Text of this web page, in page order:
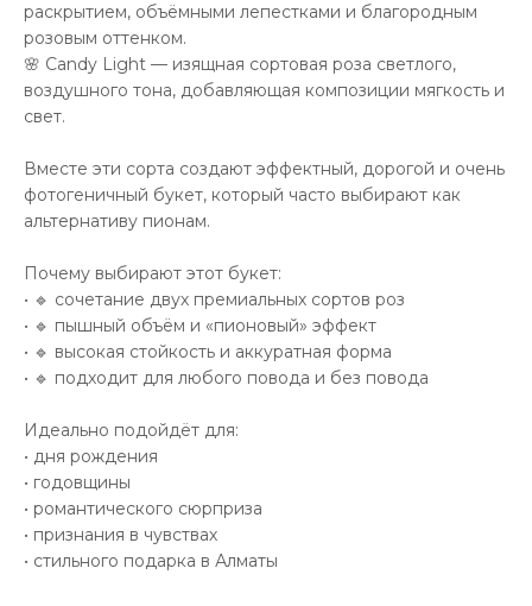
раскрытием, объёмными лепестками и благородным
розовым оттенком.
🌸 Candy Light — изящная сортовая роза светлого,
воздушного тона, добавляющая композиции мягкость и
свет.
Вместе эти сорта создают эффектный, дорогой и очень
фотогеничный букет, который часто выбирают как
альтернативу пионам.
Почему выбирают этот букет:
• 🔹 сочетание двух премиальных сортов роз
• 🔹 пышный объём и «пионовый» эффект
• 🔹 высокая стойкость и аккуратная форма
• 🔹 подходит для любого повода и без повода
Идеально подойдёт для:
• дня рождения
• годовщины
• романтического сюрприза
• признания в чувствах
• стильного подарка в Алматы